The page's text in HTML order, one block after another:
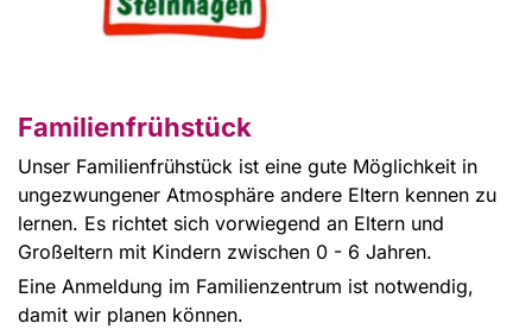
Familienfrühstück
Unser Familienfrühstück ist eine gute Möglichkeit in
ungezwungener Atmosphäre andere Eltern kennen zu
lernen. Es richtet sich vorwiegend an Eltern und
Großeltern mit Kindern zwischen 0 - 6 Jahren.
Eine Anmeldung im Familienzentrum ist notwendig,
damit wir planen können.